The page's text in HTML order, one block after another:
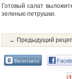
Готовый салат
зеленью петрушки.
← Предыдущий
Вконтакте